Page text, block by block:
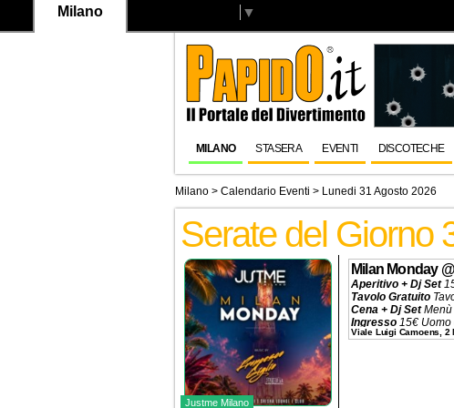
Milano ▼
MILANO STASERA EVENTI DISCOTECHE
Milano > Calendario Eventi > Lunedi 31 Agosto 2026
Serate del Giorno
Justme Milano
Milan Monday
Aperitivo + Dj Set
Tavolo Gratuito
Cena + Dj SetMenù
Ingresso 15€ Uomo
Tavolo320€ (5
Viale Luigi Camoens, 2